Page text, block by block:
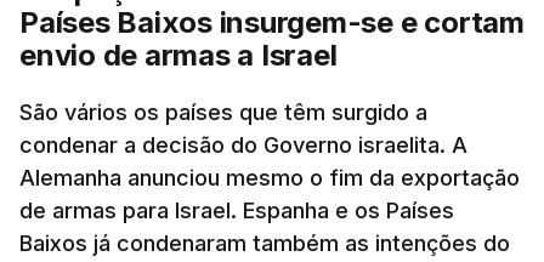
Países Baixos insurgem-se e cortam
envio de armas a Israel
São vários os países que têm surgido a
condenar a decisão do Governo israelita. A
Alemanha anunciou mesmo o fim da exportação
de armas para Israel. Espanha e os Países
Baixos já condenaram também as intenções do